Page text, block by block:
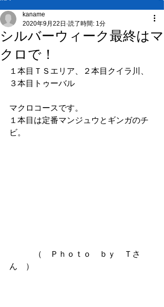
シルバーウィーク最終はマ
クロで！
kaname
2020年9月22日 読了時間: 1分
１本目ＴＳエリア、２本目クイラ川、
３本目トゥーバル
マクロコースです。
１本目は定番マンジュウとギンガのチ
ビ。
（　Ｐｈｏｔｏ　ｂｙ　Ｔさ
ん　）